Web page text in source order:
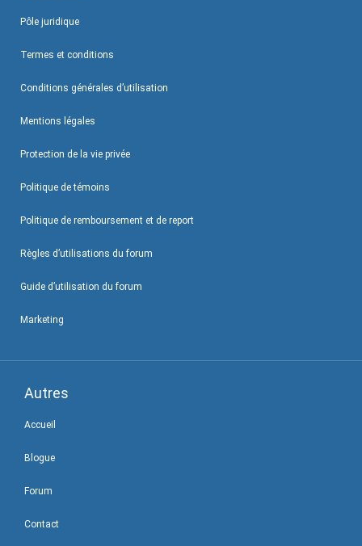
Pôle juridique
Termes et conditions
Conditions générales d’utilisation
Mentions légales
Protection de la vie privée
Politique de témoins
Politique de remboursement et de report
Règles d’utilisations du forum
Guide d’utilisation du forum
Marketing
Autres
Accueil
Blogue
Forum
Contact